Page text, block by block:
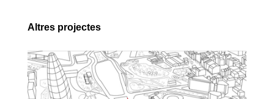
Altres projectes